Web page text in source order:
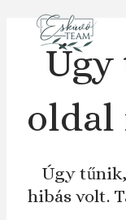
tartalomraÚgy
oldal
Úgy
hibás volt.